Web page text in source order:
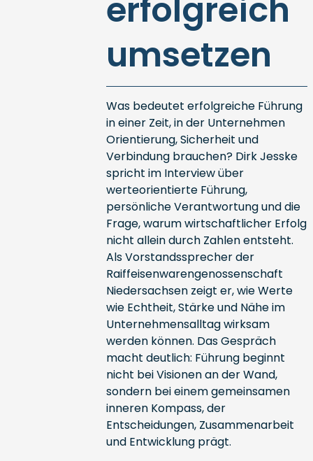
erfolgreich
umsetzen
Was bedeutet erfolgreiche Führung
in einer Zeit, in der Unternehmen
Orientierung, Sicherheit und
Verbindung brauchen? Dirk Jesske
spricht im Interview über
werteorientierte Führung,
persönliche Verantwortung und die
Frage, warum wirtschaftlicher Erfolg
nicht allein durch Zahlen entsteht.
Als Vorstandssprecher der
Raiffeisenwarengenossenschaft
Niedersachsen zeigt er, wie Werte
wie Echtheit, Stärke und Nähe im
Unternehmensalltag wirksam
werden können. Das Gespräch
macht deutlich: Führung beginnt
nicht bei Visionen an der Wand,
sondern bei einem gemeinsamen
inneren Kompass, der
Entscheidungen, Zusammenarbeit
und Entwicklung prägt.